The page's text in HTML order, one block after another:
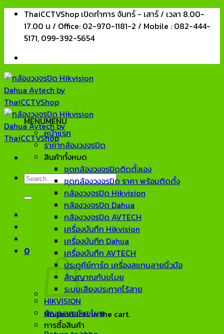
Skip
content
ThaiCCTVShop เปิดทำการ จันทร์ - เสาร์ / เวลา 8.00-
17.00 น / Office: 02-970-1181-2 / Mobile : 082-444-
5171, 099-392-5654
Search
0
No products in the cart.
MENUMENU
หน้าแรก
ราคากล้องวงจรปิด
สินค้าทั้งหมด
ชุดกล้องวงจรปิดติดตั้งเอง
ชุดกล้องวงจรปิด ราคา พร้อมติดตั้ง
กล้องวงจรปิด Hikvision
กล้องวงจรปิด Dahua
กล้องวงจรปิด AVTECH
เครื่องบันทึก Hikvision
เครื่องบันทึก Dahua
เครื่องบันทึก AVTECH
ประตูคีย์การ์ด เครื่องสแกนลายนิ้วมือ
สัญญาณกันขโมย
ระบบเสียงประกาศไร้สาย
HIKVISION
สัญญาณกันขโมย
การซื้อสินค้า